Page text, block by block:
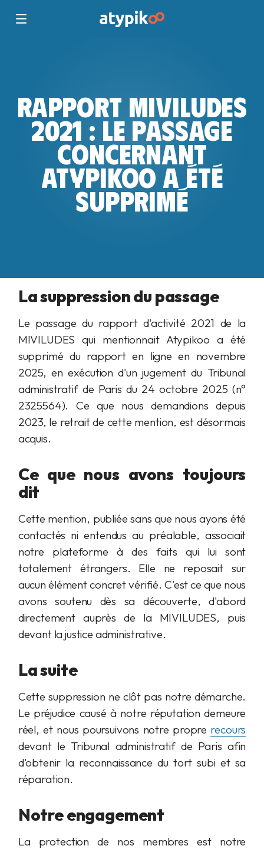
RAPPORT MIVILUDES
2021 : LE PASSAGE
CONCERNANT
ATYPIKOO A ÉTÉ
SUPPRIMÉ
La suppression du passage
Le passage du rapport d'activité 2021 de la
MIVILUDES qui mentionnait Atypikoo a été
supprimé du rapport en ligne en novembre
2025, en exécution d'un jugement du Tribunal
administratif de Paris du 24 octobre 2025 (n°
2325564). Ce que nous demandions depuis
2023, le retrait de cette mention, est désormais
acquis.
Ce que nous avons toujours
dit
Cette mention, publiée sans que nous ayons été
contactés ni entendus au préalable, associait
notre plateforme à des faits qui lui sont
totalement étrangers. Elle ne reposait sur
aucun élément concret vérifié. C'est ce que nous
avons soutenu dès sa découverte, d'abord
directement auprès de la MIVILUDES, puis
devant la justice administrative.
La suite
Cette suppression ne clôt pas notre démarche.
Le préjudice causé à notre réputation demeure
réel, et nous poursuivons notre propre recours
devant le Tribunal administratif de Paris afin
d'obtenir la reconnaissance du tort subi et sa
réparation.
Notre engagement
La protection de nos membres est notre